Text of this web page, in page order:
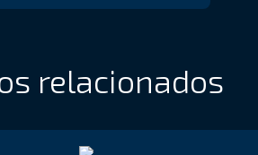
relacionados